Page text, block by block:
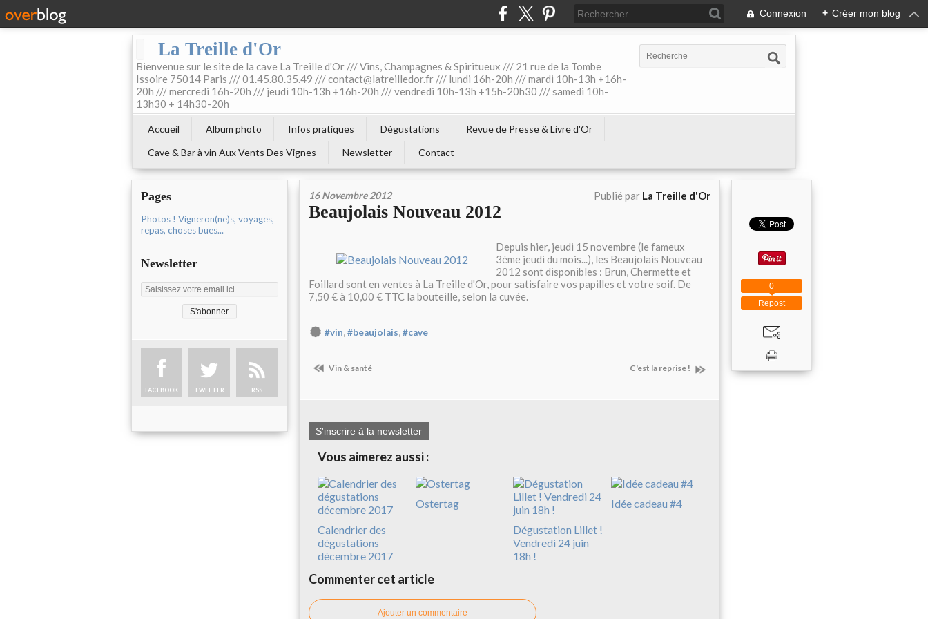
Connexion + Créer mon blog
La Treille d'Or
Bienvenue sur le site de la cave La Treille d'Or /// Vins, Champagnes & Spiritueux /// 21 rue de la Tombe
Issoire 75014 Paris /// 01.45.80.35.49 /// contact@latreilledor.fr /// lundi 16h-20h /// mardi 10h-13h +16h-
20h /// mercredi 16h-20h /// jeudi 10h-13h +16h-20h /// vendredi 10h-13h +15h-20h30 /// samedi 10h-
13h30 + 14h30-20h
Accueil Album photo Infos pratiques Dégustations
Revue de Presse & Livre d'Or
Cave & Bar à vin Aux Vents Des Vignes
Newsletter Contact
Pages
Photos ! Vigneron(ne)s, voyages,
repas, choses bues...
Newsletter
FACEBOOK TWITTER RSS
16 Novembre 2012 Publié par La Treille d'Or
Beaujolais Nouveau 2012
Depuis hier, jeudi 15 novembre (le fameux
3éme jeudi du mois...), les Beaujolais Nouveau
2012 sont disponibles : Brun, Chermette et
Foillard sont en ventes à La Treille d'Or, pour satisfaire vos papilles et votre soif. De
7,50 € à 10,00 € TTC la bouteille, selon la cuvée.
#vin,#beaujolais,#cave
Vin & santé C'est la reprise !
S'inscrire à la newsletter
Vous aimerez aussi :
Calendrier des
dégustations
décembre 2017
Ostertag
Dégustation Lillet !
Vendredi 24 juin
18h !
Idée cadeau #4
Commenter cet article
Ajouter un commentaire
Repost
0